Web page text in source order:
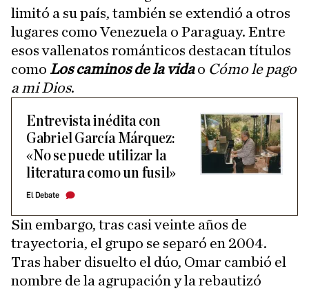
limitó a su país, también se extendió a otros
lugares como Venezuela o Paraguay. Entre
esos vallenatos románticos destacan títulos
como Los caminos de la vidao Cómo le pago
a mi Dios.
Entrevista inédita con
Gabriel García Márquez:
«No se puede utilizar la
literatura como un fusil»
El Debate
Sin embargo, tras casi veinte años de
trayectoria, el grupo se separó en 2004.
Tras haber disuelto el dúo, Omar cambió el
nombre de la agrupación y la rebautizó